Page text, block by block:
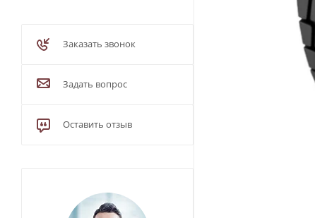
Заказать звонок
Задать вопрос
Оставить отзыв